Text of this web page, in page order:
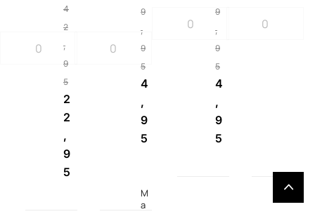
4
2
,
9
5
2
2
,
9
5
9
,
9
5
4
,
9
5
9
,
9
5
4
,
9
5
M
a